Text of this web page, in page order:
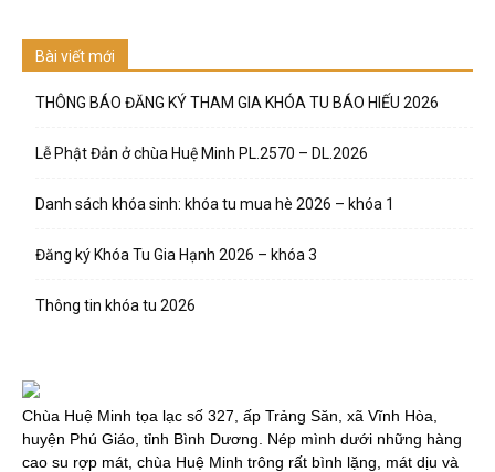
Bài viết mới
THÔNG BÁO ĐĂNG KÝ THAM GIA KHÓA TU BÁO HIẾU 2026
Lễ Phật Đản ở chùa Huệ Minh PL.2570 – DL.2026
Danh sách khóa sinh: khóa tu mua hè 2026 – khóa 1
Đăng ký Khóa Tu Gia Hạnh 2026 – khóa 3
Thông tin khóa tu 2026
Chùa Huệ Minh tọa lạc số 327, ấp Trảng Săn, xã Vĩnh Hòa,
huyện Phú Giáo, tỉnh Bình Dương. Nép mình dưới những hàng
cao su rợp mát, chùa Huệ Minh trông rất bình lặng, mát dịu và